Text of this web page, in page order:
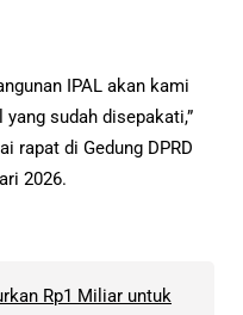
IPAL akan kami
sudah disepakati,”
rapat di Gedung DPRD
2026.
Rp1 Miliar untuk